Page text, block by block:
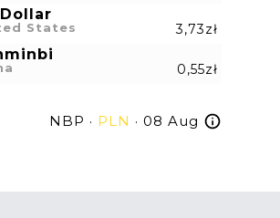
States 3,73zł
0,55zł
NBP · PLN · 08 Aug